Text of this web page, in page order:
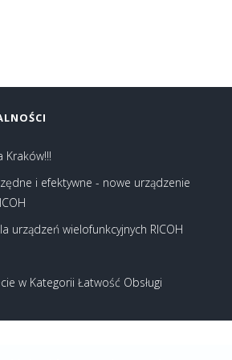
Kraków!!!
i efektywne - nowe urządzenie
urządzeń wielofunkcyjnych RICOH
w Kategorii Łatwość Obsługi